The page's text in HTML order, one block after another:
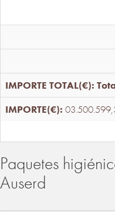
Paquetes
Auserd